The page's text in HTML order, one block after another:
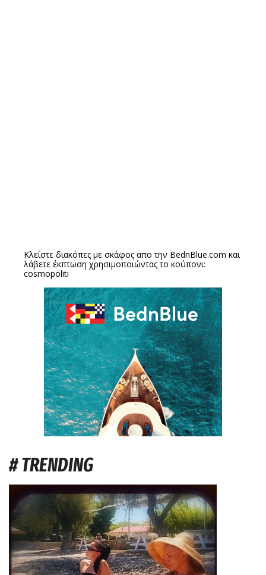
Κλείστε διακόπες με σκάφος απο την BednBlue.com και
λάβετε έκπτωση χρησιμοποιώντας το κούπονι:
cosmopoliti
# TRENDING